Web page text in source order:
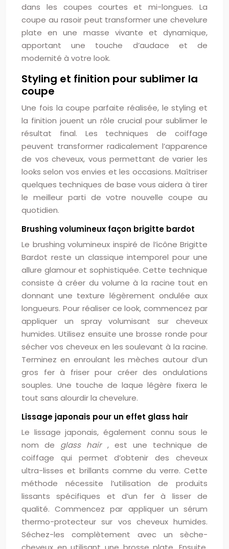
dans les coupes courtes et mi-longues. La
coupe au rasoir peut transformer une chevelure
plate en une masse vivante et dynamique,
apportant une touche d’audace et de
modernité à votre look.
Styling et finition pour sublimer la
coupe
Une fois la coupe parfaite réalisée, le styling et
la finition jouent un rôle crucial pour sublimer le
résultat final. Les techniques de coiffage
peuvent transformer radicalement l’apparence
de vos cheveux, vous permettant de varier les
looks selon vos envies et les occasions. Maîtriser
quelques techniques de base vous aidera à tirer
le meilleur parti de votre nouvelle coupe au
quotidien.
Brushing volumineux façon brigitte bardot
Le brushing volumineux inspiré de l’icône Brigitte
Bardot reste un classique intemporel pour une
allure glamour et sophistiquée. Cette technique
consiste à créer du volume à la racine tout en
donnant une texture légèrement ondulée aux
longueurs. Pour réaliser ce look, commencez par
appliquer un spray volumisant sur cheveux
humides. Utilisez ensuite une brosse ronde pour
sécher vos cheveux en les soulevant à la racine.
Terminez en enroulant les mèches autour d’un
gros fer à friser pour créer des ondulations
souples. Une touche de laque légère fixera le
tout sans alourdir la chevelure.
Lissage japonais pour un effet glass hair
Le lissage japonais, également connu sous le
nom de glass hair , est une technique de
coiffage qui permet d’obtenir des cheveux
ultra-lisses et brillants comme du verre. Cette
méthode nécessite l’utilisation de produits
lissants spécifiques et d’un fer à lisser de
qualité. Commencez par appliquer un sérum
thermo-protecteur sur vos cheveux humides.
Séchez-les complètement avec un sèche-